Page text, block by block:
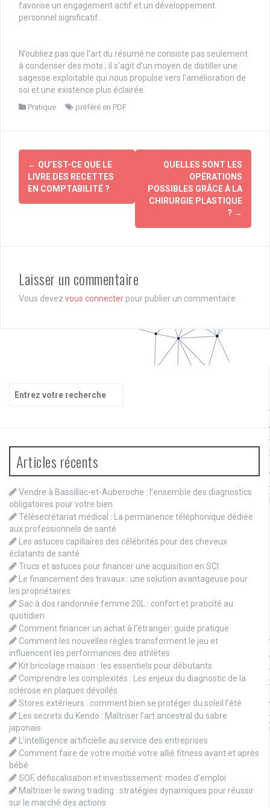
favorise un engagement actif et un développement
personnel significatif.
N’oubliez pas que l’art du résumé ne consiste pas seulement
à condenser des mots ; il s’agit d’un moyen de distiller une
sagesse exploitable qui nous propulse vers l’amélioration de
soi et une existence plus éclairée.
Pratique préféré en PDF
Navigation
d'article
← QU’EST-CE QUE LE
LIVRE DES RECETTES
EN COMPTABILITÉ ?
QUELLES SONT LES
OPÉRATIONS
POSSIBLES GRÂCE À LA
CHIRURGIE PLASTIQUE
? →
Laisser un commentaire
Vous devez vous connecter pour publier un commentaire.
Recherche
pour
Articles récents
Vendre à Bassillac-et-Auberoche : l’ensemble des diagnostics
obligatoires pour votre bien
Télésecrétariat médical : La permanence téléphonique dédiée
aux professionnels de santé
Les astuces capillaires des célébrités pour des cheveux
éclatants de santé
Trucs et astuces pour financer une acquisition en SCI
Le financement des travaux : une solution avantageuse pour
les propriétaires
Sac à dos randonnée femme 20L : confort et praticité au
quotidien
Comment financer un achat à l’étranger: guide pratique
Comment les nouvelles règles transforment le jeu et
influencent les performances des athlètes
Kit bricolage maison : les essentiels pour débutants
Comprendre les complexités : Les enjeux du diagnostic de la
sclérose en plaques dévoilés
Stores extérieurs : comment bien se protéger du soleil l’été
Les secrets du Kendo : Maîtriser l’art ancestral du sabre
japonais
L’intelligence artificielle au service des entreprises
Comment faire de votre moitié votre allié fitness avant et après
bébé
SOF, défiscalisation et investissement: modes d’emploi
Maîtriser le swing trading : stratégies dynamiques pour réussir
sur le marché des actions